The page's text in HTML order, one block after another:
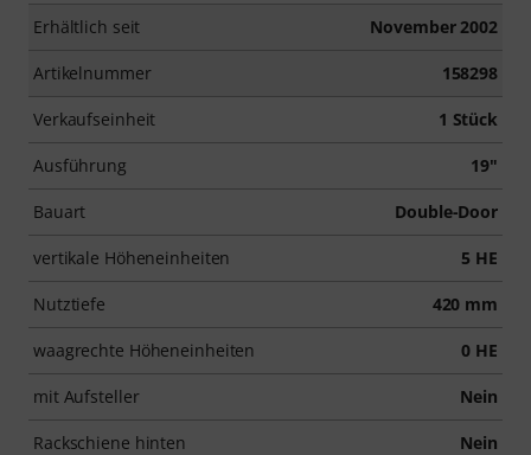
Erhältlich seit November 2002
Artikelnummer 158298
Verkaufseinheit 1 Stück
Ausführung 19"
Bauart Double-Door
vertikale Höheneinheiten 5 HE
Nutztiefe 420 mm
waagrechte Höheneinheiten 0 HE
mit Aufsteller Nein
Rackschiene hinten Nein